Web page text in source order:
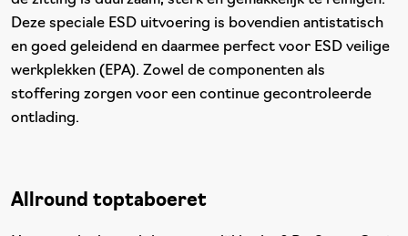
Deze speciale ESD uitvoering is bovendien antistatisch
en goed geleidend en daarmee perfect voor ESD veilige
werkplekken (EPA). Zowel de componenten als
stoffering zorgen voor een continue gecontroleerde
ontlading.
Allround toptaboeret